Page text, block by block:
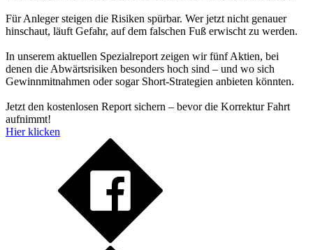
Für Anleger steigen die Risiken spürbar. Wer jetzt nicht genauer
hinschaut, läuft Gefahr, auf dem falschen Fuß erwischt zu werden.
In unserem aktuellen Spezialreport zeigen wir fünf Aktien, bei
denen die Abwärtsrisiken besonders hoch sind – und wo sich
Gewinnmitnahmen oder sogar Short-Strategien anbieten könnten.
Jetzt den kostenlosen Report sichern – bevor die Korrektur Fahrt
aufnimmt!
Hier klicken